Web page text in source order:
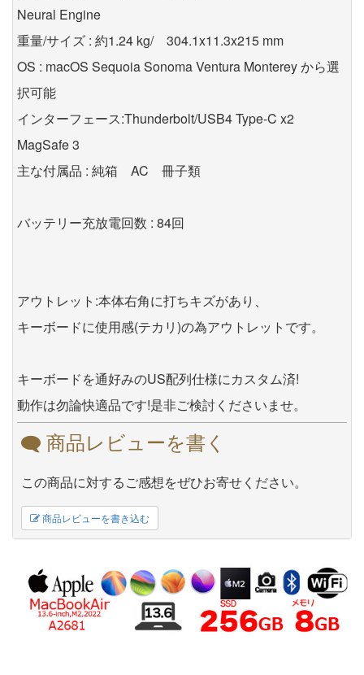
Neural Engine
重量/サイズ : 約1.24 kg/ 304.1x11.3x215 mm
OS : macOS Sequoia Sonoma Ventura Monterey から選
択可能
インターフェース:Thunderbolt/USB4 Type-C x2
MagSafe 3
主な付属品 : 純箱 AC 冊子類
バッテリー充放電回数 : 84回
アウトレット:本体右角に打ちキズがあり、
キーボードに使用感(テカリ)の為アウトレットです。
キーボードを通好みのUS配列仕様にカスタム済!
動作は勿論快適品です!是非ご検討くださいませ。
商品レビューを書く
この商品に対するご感想をぜひお寄せください。
商品レビューを書き込む